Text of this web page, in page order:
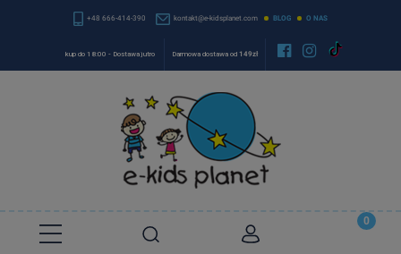
+48 666-414-390 kontakt@e-kidsplanet.com BLOG O NAS
kup do 18:00 - Dostawa jutro Darmowa dostawa od 149zł  